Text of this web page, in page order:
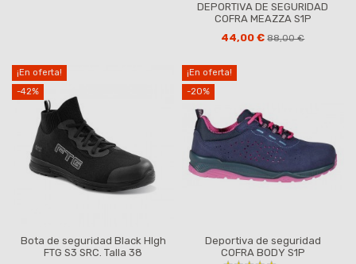
(1 nota)
DEPORTIVA DE SEGURIDAD
COFRA MEAZZA S1P
44,00 €88,00 €
¡En oferta!
-42%
Bota de seguridad Black HIgh
FTG S3 SRC. Talla 38
¡En oferta!
-20%
Deportiva de seguridad
COFRA BODY S1P